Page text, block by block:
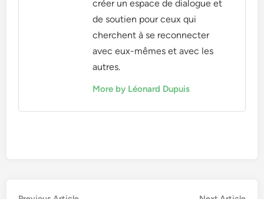
créer un espace de dialogue et
de soutien pour ceux qui
cherchent à se reconnecter
avec eux-mêmes et avec les
autres.
More by Léonard Dupuis